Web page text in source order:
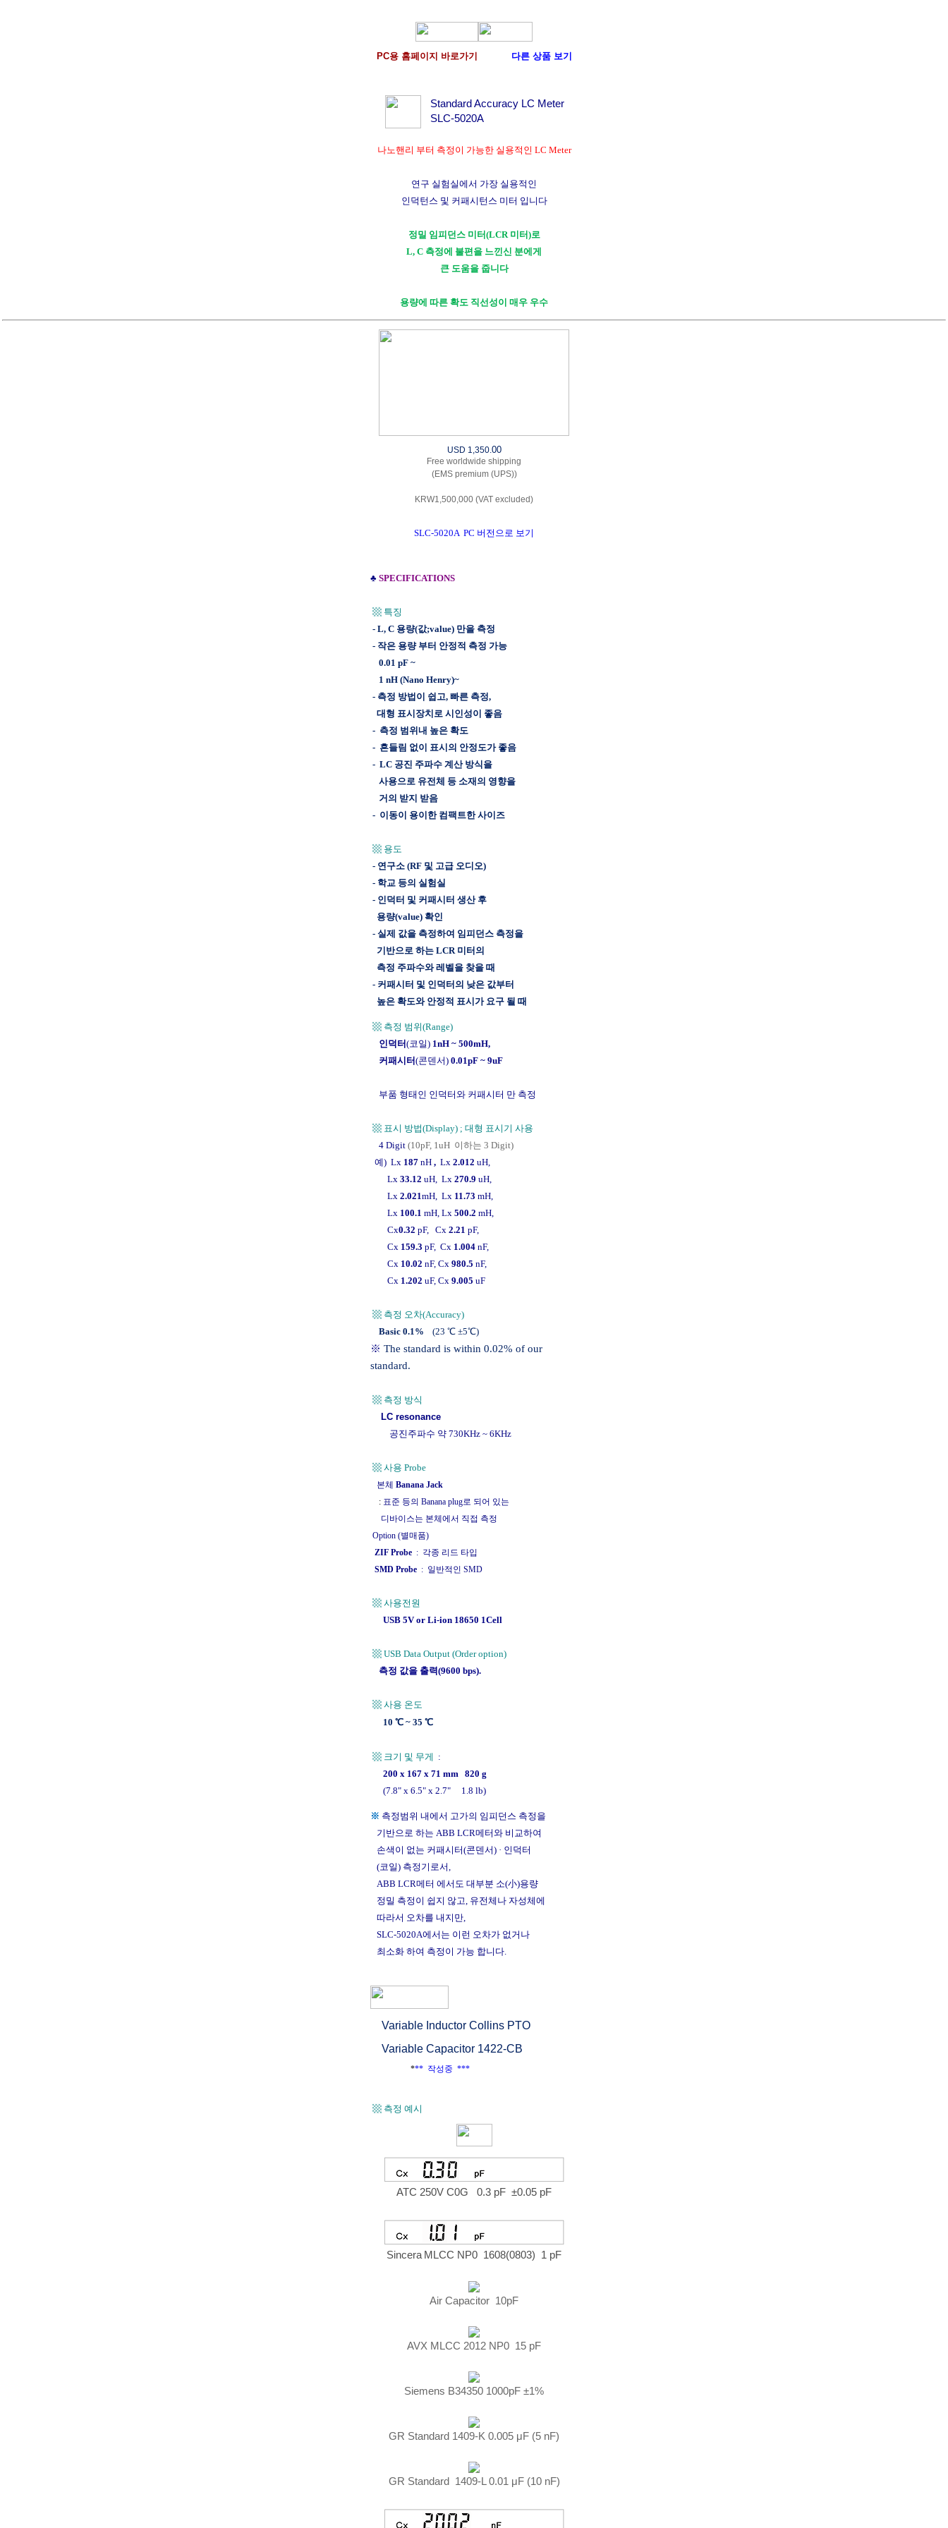
PC용 홈페이지 바로가기 다른 상품 보기
Standard Accuracy LC Meter
SLC-5020A
나노핸리 부터 측정이 가능한 실용적인 LC Meter
연구 실험실에서 가장 실용적인
인덕턴스 및 커패시턴스 미터 입니다
정밀 임피던스 미터(LCR 미터)로
L, C 측정에 불편을 느낀신 분에게
큰 도움을 줍니다
용량에 따른 확도 직선성이 매우 우수
USD 1,350.00
Free worldwide shipping
(EMS premium (UPS))
KRW1,500,000 (VAT excluded)
SLC-5020A PC 버전으로 보기
♣ SPECIFICATIONS
▩ 특징
- L, C 용량(값;value) 만을 측정
- 작은 용량 부터 안정적 측정 가능
0.01 pF ~
1 nH (Nano Henry)~
- 측정 방법이 쉽고, 빠른 측정,
대형 표시장치로 시인성이 좋음
- 측정 범위내 높은 확도
- 흔들림 없이 표시의 안정도가 좋음
- LC 공진 주파수 계산 방식을
사용으로 유전체 등 소재의 영향을
거의 받지 받음
- 이동이 용이한 컴팩트한 사이즈
▩ 용도
- 연구소 (RF 및 고급 오디오)
- 학교 등의 실험실
- 인덕터 및 커패시터 생산 후
용량(value) 확인
- 실제 값을 측정하여 임피던스 측정을
기반으로 하는 LCR 미터의
측정 주파수와 레벨을 찾을 때
- 커패시터 및 인덕터의 낮은 값부터
높은 확도와 안정적 표시가 요구 될 때
▩ 측정 범위(Range)
인덕터 (코일) 1nH ~ 500mH,
커패시터 (콘덴서) 0.01pF ~ 9uF
부품 형태인 인덕터와 커패시터 만 측정
▩ 표시 방법(Display) ; 대형 표시기 사용
4 Digit (10pF, 1uH 이하는 3 Digit)
예) Lx 187 nH , Lx 2.012 uH,
Lx 33.12 uH, Lx 270.9 uH,
Lx 2.021mH, Lx 11.73 mH,
Lx 100.1 mH, Lx 500.2 mH,
Cx0.32 pF, Cx 2.21 pF,
Cx 159.3 pF, Cx 1.004 nF,
Cx 10.02 nF, Cx 980.5 nF,
Cx 1.202 uF, Cx 9.005 uF
▩ 측정 오차(Accuracy)
Basic 0.1% (23 ℃ ±5℃)
※ The standard is within 0.02% of our
standard.
▩ 측정 방식
LC resonance
공진주파수 약 730KHz ~ 6KHz
▩ 사용 Probe
본체 Banana Jack
: 표준 등의 Banana plug로 되어 있는
디바이스는 본체에서 직접 측정
Option (별매품)
ZIF Probe : 각종 리드 타입
SMD Probe : 일반적인 SMD
▩ 사용전원
USB 5V or Li-ion 18650 1Cell
▩ USB Data Output (Order option)
측정 값을 출력(9600 bps).
▩ 사용 온도
10 ℃ ~ 35 ℃
▩ 크기 및 무게 :
200 x 167 x 71 mm 820 g
(7.8" x 6.5" x 2.7" 1.8 lb)
※ 측정범위 내에서 고가의 임피던스 측정을
기반으로 하는 ABB LCR메터와 비교하여
손색이 없는 커패시터(콘덴서) · 인덕터
(코일) 측정기로서,
ABB LCR메터 에서도 대부분 소(小)용량
정밀 측정이 쉽지 않고, 유전체나 자성체에
따라서 오차를 내지만,
SLC-5020A에서는 이런 오차가 없거나
최소화 하여 측정이 가능 합니다.
Variable Inductor Collins PTO
Variable Capacitor 1422-CB
*** 작성중 ***
▩ 측정 예시
ATC 250V C0G 0.3 pF ±0.05 pF
Sincera MLCC NP0 1608(0803) 1 pF
Air Capacitor 10pF
AVX MLCC 2012 NP0 15 pF
Siemens B34350 1000pF ±1%
GR Standard 1409-K 0.005 μF (5 nF)
GR Standard 1409-L 0.01 μF (10 nF)